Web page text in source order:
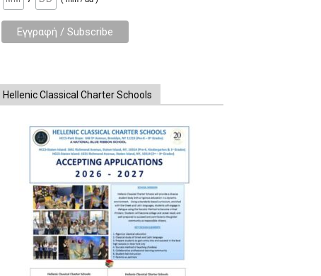
Hellenic Classical Charter Schools